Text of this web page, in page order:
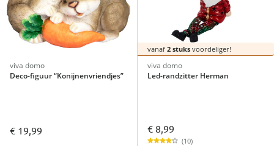
viva domo
Deco-figuur “Konijnenvriendjes”
€ 19,99
vanaf 2 stuksvoordeliger!
viva domo
Led-randzitter Herman
€ 8,99
(10)